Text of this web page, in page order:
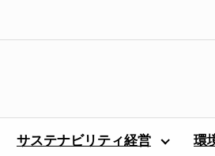
サステナビリティ経営 環